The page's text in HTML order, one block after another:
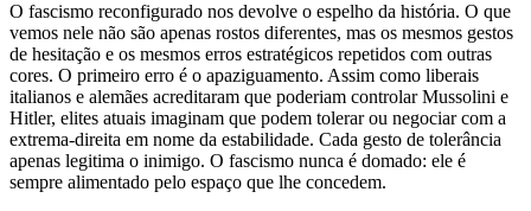
O fascismo reconfigurado nos devolve o espelho da história. O que
vemos nele não são apenas rostos diferentes, mas os mesmos gestos
de hesitação e os mesmos erros estratégicos repetidos com outras
cores. O primeiro erro é o apaziguamento. Assim como liberais
italianos e alemães acreditaram que poderiam controlar Mussolini e
Hitler, elites atuais imaginam que podem tolerar ou negociar com a
extrema-direita em nome da estabilidade. Cada gesto de tolerância
apenas legitima o inimigo. O fascismo nunca é domado: ele é
sempre alimentado pelo espaço que lhe concedem.